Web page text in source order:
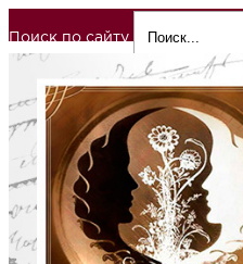
Поиск по сайту